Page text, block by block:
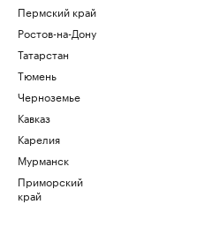
Пермский край
Ростов-на-Дону
Татарстан
Тюмень
Черноземье
Кавказ
Карелия
Мурманск
Приморский
край